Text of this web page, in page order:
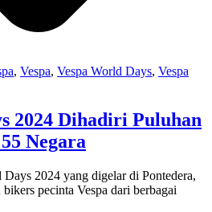
, Vespa, Vespa World Days, Vespa
2024 Dihadiri Puluhan
Negara
2024 yang digelar di Pontedera,
pecinta Vespa dari berbagai